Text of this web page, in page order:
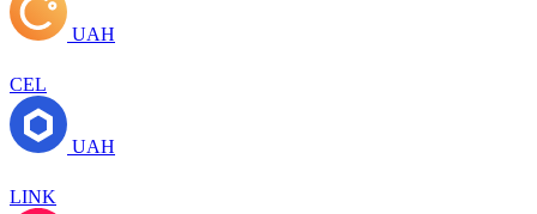
UAH
CEL
UAH
LINK